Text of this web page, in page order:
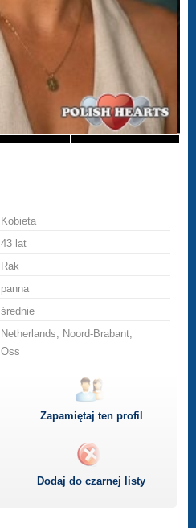
Kobieta
43 lat
Rak
panna
średnie
Netherlands, Noord-Brabant,
Oss
Zapamiętaj ten profil
Dodaj do czarnej listy